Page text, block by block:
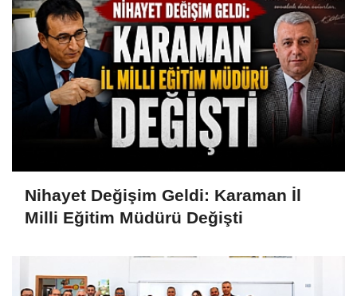
Nihayet Değişim Geldi: Karaman İl
Milli Eğitim Müdürü Değişti